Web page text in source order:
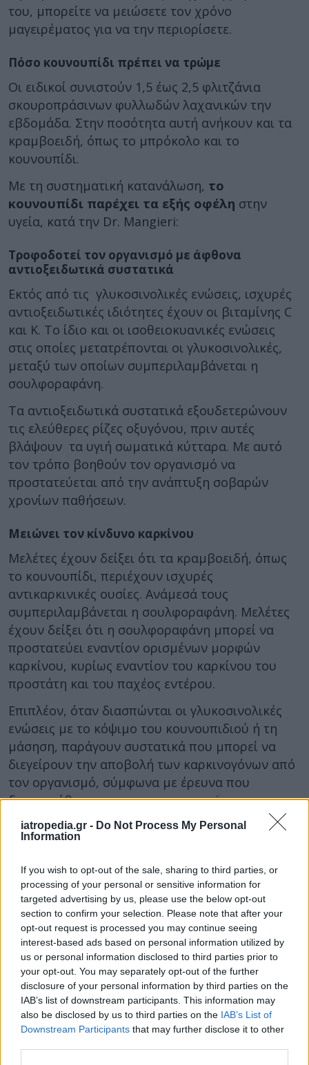
iatropedia.gr - Do Not Process My Personal
Information
If you wish to opt-out of the sale, sharing to third parties, or
processing of your personal or sensitive information for
targeted advertising by us, please use the below opt-out
section to confirm your selection. Please note that after your
opt-out request is processed you may continue seeing
interest-based ads based on personal information utilized by
us or personal information disclosed to third parties prior to
your opt-out. You may separately opt-out of the further
disclosure of your personal information by third parties on the
IAB’s list of downstream participants. This information may
also be disclosed by us to third parties on the IAB’s List of
Downstream Participants that may further disclose it to other
του, μπορείτε να μειώσετε τον χρόνο
μαγειρέματος για να την περιορίσετε.
Πόσο κουνουπίδι πρέπει να τρώμε
Οι ειδικοί συνιστούν 1,5 έως 2,5 φλιτζάνια
σκουροπράσινων φυλλωδών λαχανικών την
εβδομάδα. Στην ποσότητα αυτή ανήκουν και τα
κραμβοειδή, όπως το μπρόκολο και το
κουνουπίδι.
Με τη συστηματική κατανάλωση, το
κουνουπίδι παρέχει τα εξής οφέλη στην
υγεία, κατά την Dr. Mangieri:
Τροφοδοτεί τον οργανισμό με άφθονα
αντιοξειδωτικά συστατικά
Εκτός από τις γλυκοσινολικές ενώσεις, ισχυρές
αντιοξειδωτικές ιδιότητες έχουν οι βιταμίνης C
και Κ. Το ίδιο και οι ισοθειοκυανικές ενώσεις
στις οποίες μετατρέπονται οι γλυκοσινολικές,
μεταξύ των οποίων συμπεριλαμβάνεται η
σουλφοραφάνη.
Τα αντιοξειδωτικά συστατικά εξουδετερώνουν
τις ελεύθερες ρίζες οξυγόνου, πριν αυτές
βλάψουν τα υγιή σωματικά κύτταρα. Με αυτό
τον τρόπο βοηθούν τον οργανισμό να
προστατεύεται από την ανάπτυξη σοβαρών
χρονίων παθήσεων.
Μειώνει τον κίνδυνο καρκίνου
Μελέτες έχουν δείξει ότι τα κραμβοειδή, όπως
το κουνουπίδι, περιέχουν ισχυρές
αντικαρκινικές ουσίες. Ανάμεσά τους
συμπεριλαμβάνεται η σουλφοραφάνη. Μελέτες
έχουν δείξει ότι η σουλφοραφάνη μπορεί να
προστατεύει εναντίον ορισμένων μορφών
καρκίνου, κυρίως εναντίον του καρκίνου του
προστάτη και του παχέος εντέρου.
Επιπλέον, όταν διασπώνται οι γλυκοσινολικές
ενώσεις με το κόψιμο του κουνουπιδιού ή τη
μάσηση, παράγουν συστατικά που μπορεί να
διεγείρουν την αποβολή των καρκινογόνων από
τον οργανισμό, σύμφωνα με έρευνα που
δημοσιεύθηκε στηνφαρμακευτική
επιθεώρηση Current Drug Metabolism
Μερικές μελέτες έχουν δείξει πως η
συστηματική κατανάλωση κραμβοειδών, όπως
το κουνουπίδι, δρα προστατευτικά στην
καρδιαγγειακή υγεία.
Η δράση αυτή μπορεί και πάλι να οφείλεται στην
σουλφοραφάνη, η οποία διαθέτεικαι
αντιφλεγμονώδεις ιδιότητες. Ανασκόπηση της
ιατρικής βιβλιογραφίας που δημοσιεύθηκε το
2015 στηνιατρική επιθεώρηση Oxidative
Medicine and Cellular Longevity, έδειξε ότι